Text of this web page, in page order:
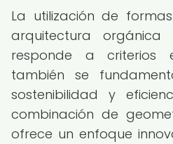
La utilización de
arquitectura orgánica
responde a criterios
también se
sostenibilidad y
combinación de
ofrece un enfoque